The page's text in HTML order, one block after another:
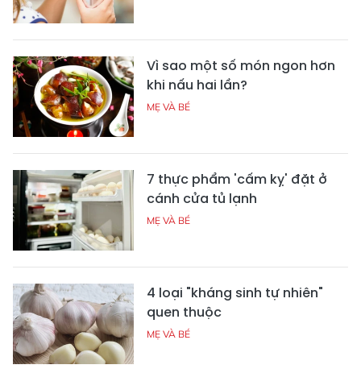
Vì sao một số món ngon hơn
khi nấu hai lần?
MẸ VÀ BÉ
7 thực phẩm 'cấm kỵ' đặt ở
cánh cửa tủ lạnh
MẸ VÀ BÉ
4 loại "kháng sinh tự nhiên"
quen thuộc
MẸ VÀ BÉ